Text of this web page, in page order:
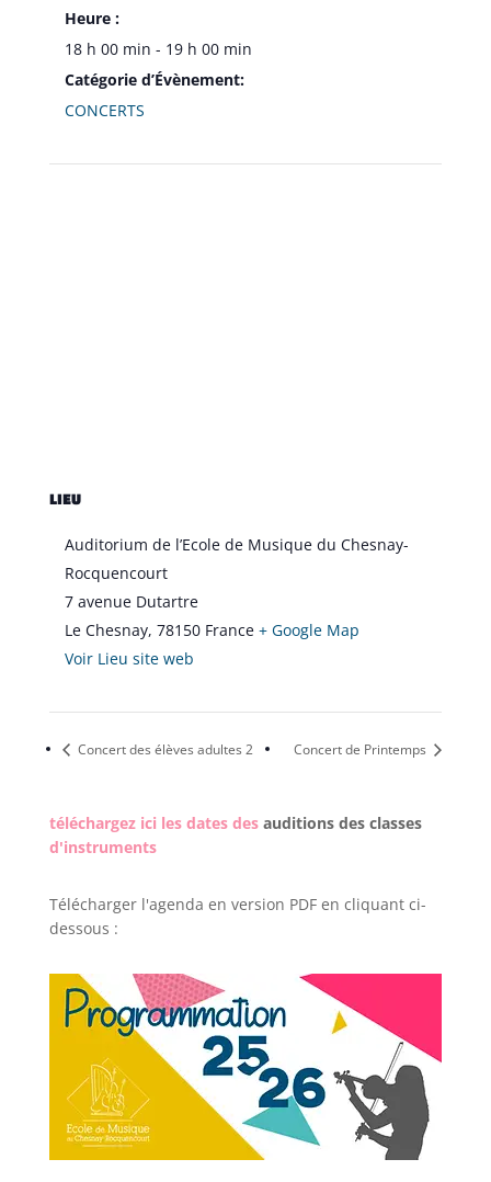
Heure :
18 h 00 min - 19 h 00 min
Catégorie d’Évènement:
CONCERTS
LIEU
Auditorium de l’Ecole de Musique du Chesnay-
Rocquencourt
7 avenue Dutartre
Le Chesnay, 78150 France + Google Map
Voir Lieu site web
Concert des élèves adultes 2 Concert de Printemps
téléchargez ici les dates des auditions des classes
d'instruments
Télécharger l'agenda en version PDF en cliquant ci-
dessous :